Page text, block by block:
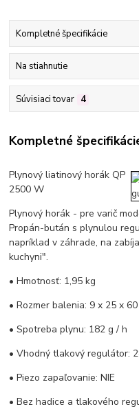
Kompletné špecifikácie
Na stiahnutie
Súvisiaci tovar 4
Kompletné
Plynový liatinový horák QP
2500 W
Plynový horák - pre varič
Propán-bután s plynulou
napríklad v záhrade, na
kuchyni".
• Hmotnosť: 1,95 kg
• Rozmer balenia: 9 x 25 x 60
• Spotreba plynu: 182 g / h
• Vhodný tlakový regulátor:
• Piezo zapaľovanie: NIE
• Bez hadice a tlakového